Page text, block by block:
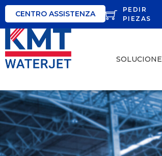
CENTRO ASSISTENZA
PEDIR
PIEZAS